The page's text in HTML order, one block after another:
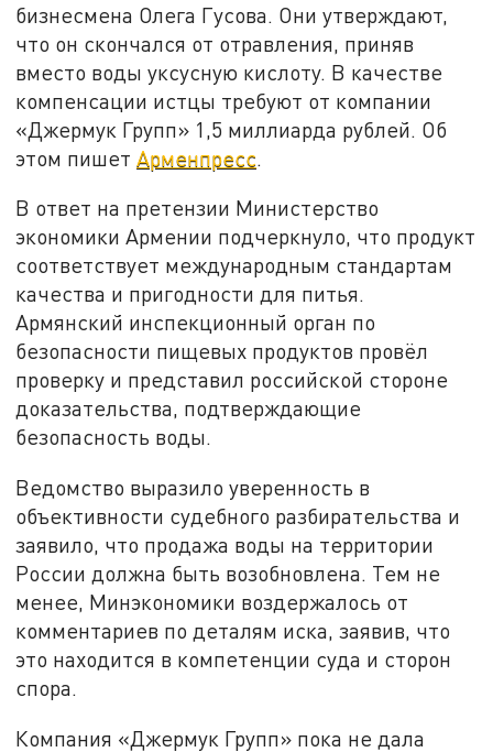
бизнесмена Олега Гусова. Они утверждают,
что он скончался от отравления, приняв
вместо воды уксусную кислоту. В качестве
компенсации истцы требуют от компании
«Джермук Групп» 1,5 миллиарда рублей. Об
этом пишетАрменпресс.
В ответ на претензии Министерство
экономики Армении подчеркнуло, что продукт
соответствует международным стандартам
качества и пригодности для питья.
Армянский инспекционный орган по
безопасности пищевых продуктов провёл
проверку и представил российской стороне
доказательства, подтверждающие
безопасность воды.
Ведомство выразило уверенность в
объективности судебного разбирательства и
заявило, что продажа воды на территории
России должна быть возобновлена. Тем не
менее, Минэкономики воздержалось от
комментариев по деталям иска, заявив, что
это находится в компетенции суда и сторон
спора.
Компания «Джермук Групп» пока не дала